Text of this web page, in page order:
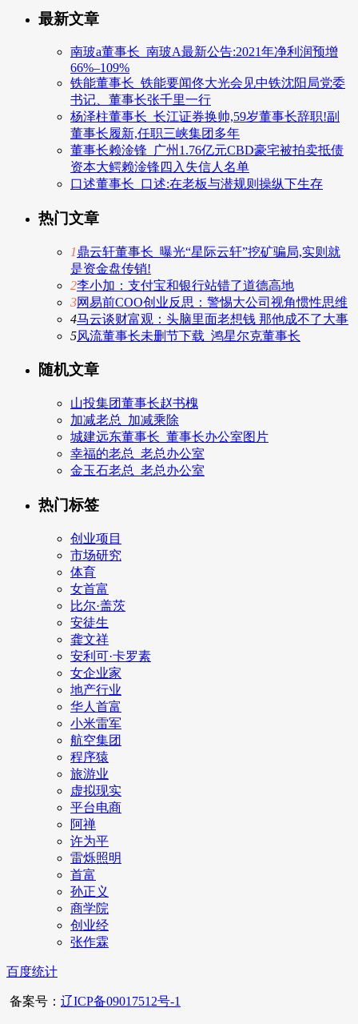
最新文章
南玻a董事长_南玻A最新公告:2021年净利润预增
66%–109%
铁能董事长_铁能要闻佟大光会见中铁沈阳局党委
书记、董事长张千里一行
杨泽柱董事长_长江证券换帅,59岁董事长辞职!副
董事长履新,任职三峡集团多年
董事长赖淦锋_广州1.76亿元CBD豪宅被拍卖抵债
资本大鳄赖淦锋四入失信人名单
口述董事长_口述:在老板与潜规则操纵下生存
热门文章
1鼎云轩董事长_曝光“星际云轩”挖矿骗局,实则就
是资金盘传销!
2李小加：支付宝和银行站错了道德高地
3网易前COO创业反思：警惕大公司视角惯性思维
4马云谈财富观：头脑里面老想钱 那他成不了大事
5风流董事长未删节下载_鸿星尔克董事长
随机文章
山投集团董事长赵书槐
加减老总_加减乘除
城建远东董事长_董事长办公室图片
幸福的老总_老总办公室
金玉石老总_老总办公室
热门标签
创业项目
市场研究
体育
女首富
比尔·盖茨
安徒生
龚文祥
安利可·卡罗素
女企业家
地产行业
华人首富
小米雷军
航空集团
程序猿
旅游业
虚拟现实
平台电商
阿禅
许为平
雷烁照明
首富
孙正义
商学院
创业经
张作霖
百度统计
备案号： 辽ICP备09017512号-1